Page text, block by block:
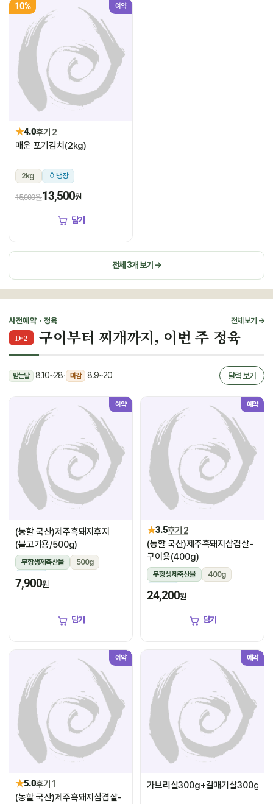
10% 예약
★4.0후기 2
매운 포기김치(2kg)
2kg 냉장
15,000원13,500원
담기
전체 3개 보기 →
사전예약 · 정육 전체 보기 →
D-2 구이부터 찌개까지, 이번 주 정육
받는날 8.10~28· 마감 8.9~20 달력 보기
예약
(농할 국산)제주흑돼지후지
(불고기용/500g)
무항생제축산물
500g
냉장
7,900원
담기
예약
★3.5후기 2
(농할 국산)제주흑돼지삼겹살-
구이용(400g)
무항생제축산물
400g
냉장
24,200원
담기
예약
★5.0후기 1
(농할 국산)제주흑돼지삼겹살-
예약
가브리살300g+갈매기살300g